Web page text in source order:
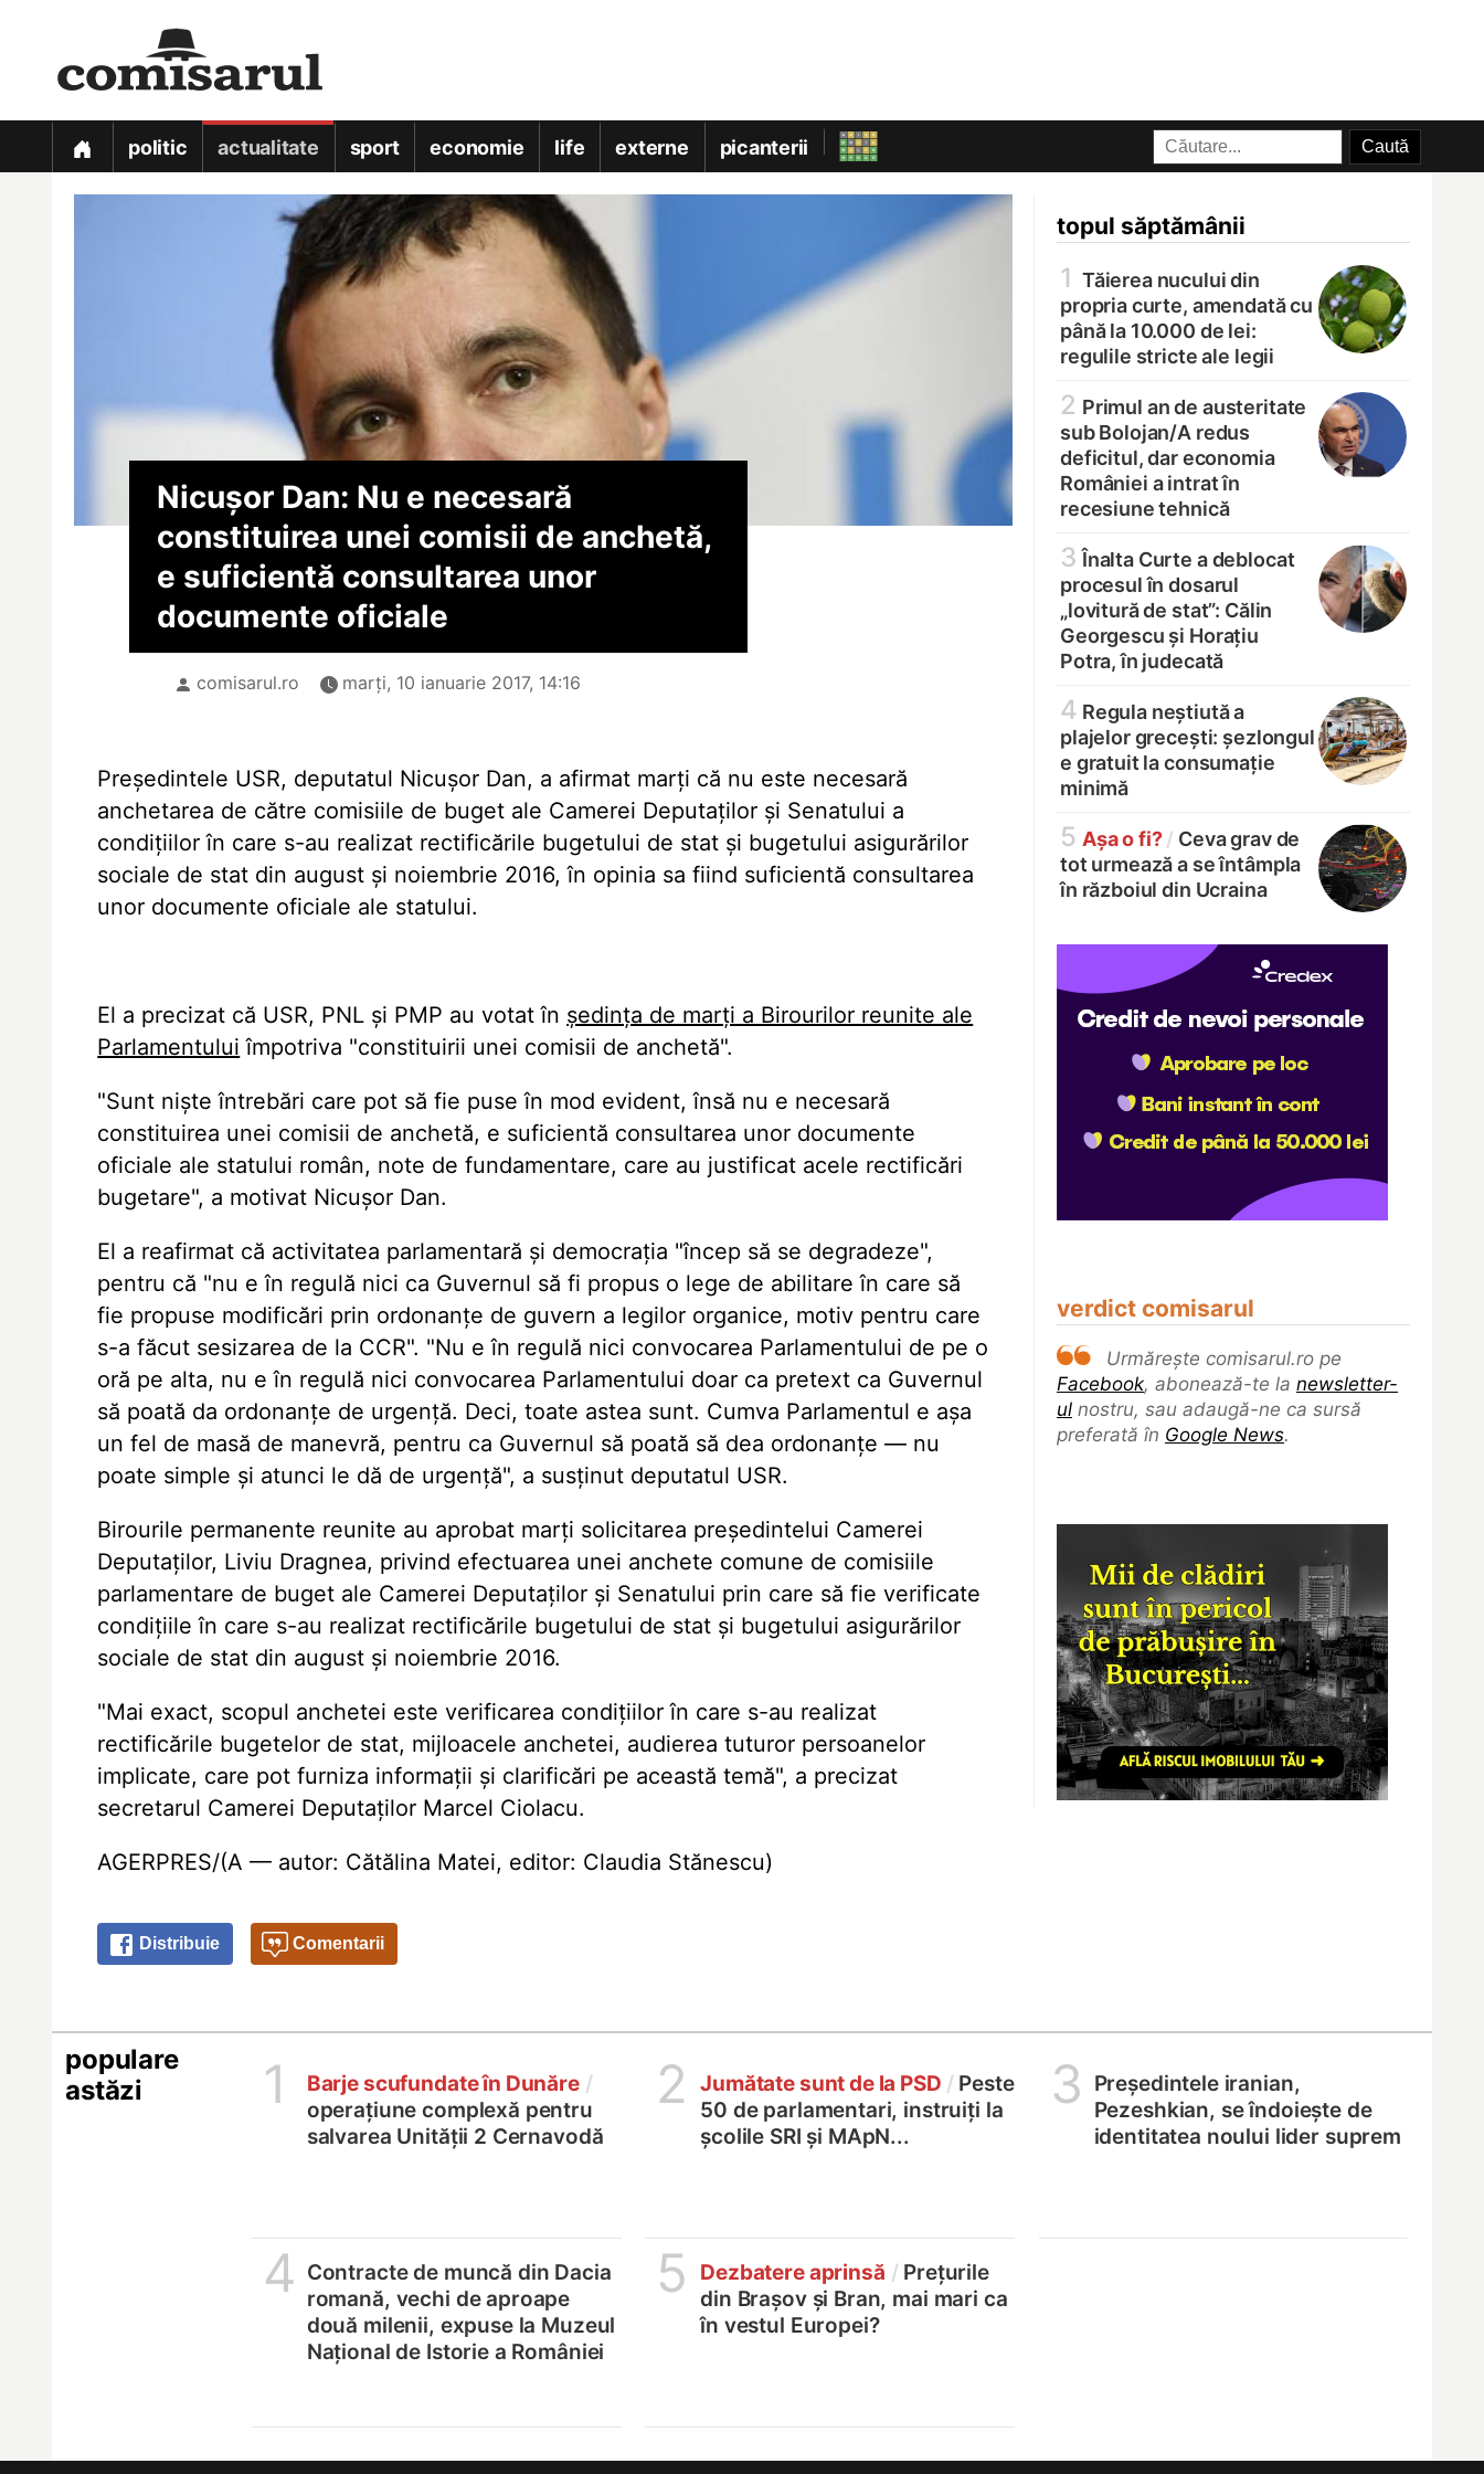
politic actualitate sport economie life externe picanterii
topul săptămânii
1 Tăierea nucului din
propria curte, amendată cu
până la 10.000 de lei:
regulile stricte ale legii
2 Primul an de austeritate
sub Bolojan/A redus
deficitul, dar economia
României a intrat în
recesiune tehnică
3 Înalta Curte a deblocat
procesul în dosarul
„lovitură de stat”: Călin
Georgescu și Horațiu
Potra, în judecată
4 Regula neștiută a
plajelor grecești: șezlongul
e gratuit la consumație
minimă
5 Așa o fi? / Ceva grav de
tot urmează a se întâmpla
în războiul din Ucraina
verdict comisarul
Urmărește comisarul.ro pe
Facebook, abonează-te la newsletter-
ul nostru, sau adaugă-ne ca sursă
preferată în Google News.
Nicușor Dan: Nu e necesară
constituirea unei comisii de anchetă,
e suficientă consultarea unor
documente oficiale
comisarul.ro marți, 10 ianuarie 2017, 14:16
Președintele USR, deputatul Nicușor Dan, a afirmat marți că nu este necesară
anchetarea de către comisiile de buget ale Camerei Deputaților și Senatului a
condițiilor în care s-au realizat rectificările bugetului de stat și bugetului asigurărilor
sociale de stat din august și noiembrie 2016, în opinia sa fiind suficientă consultarea
unor documente oficiale ale statului.
El a precizat că USR, PNL și PMP au votat în ședința de marți a Birourilor reunite ale
Parlamentului împotriva "constituirii unei comisii de anchetă".
"Sunt niște întrebări care pot să fie puse în mod evident, însă nu e necesară
constituirea unei comisii de anchetă, e suficientă consultarea unor documente
oficiale ale statului român, note de fundamentare, care au justificat acele rectificări
bugetare", a motivat Nicușor Dan.
El a reafirmat că activitatea parlamentară și democrația "încep să se degradeze",
pentru că "nu e în regulă nici ca Guvernul să fi propus o lege de abilitare în care să
fie propuse modificări prin ordonanțe de guvern a legilor organice, motiv pentru care
s-a făcut sesizarea de la CCR". "Nu e în regulă nici convocarea Parlamentului de pe o
oră pe alta, nu e în regulă nici convocarea Parlamentului doar ca pretext ca Guvernul
să poată da ordonanțe de urgență. Deci, toate astea sunt. Cumva Parlamentul e așa
un fel de masă de manevră, pentru ca Guvernul să poată să dea ordonanțe — nu
poate simple și atunci le dă de urgență", a susținut deputatul USR.
Birourile permanente reunite au aprobat marți solicitarea președintelui Camerei
Deputaților, Liviu Dragnea, privind efectuarea unei anchete comune de comisiile
parlamentare de buget ale Camerei Deputaților și Senatului prin care să fie verificate
condițiile în care s-au realizat rectificările bugetului de stat și bugetului asigurărilor
sociale de stat din august și noiembrie 2016.
"Mai exact, scopul anchetei este verificarea condițiilor în care s-au realizat
rectificările bugetelor de stat, mijloacele anchetei, audierea tuturor persoanelor
implicate, care pot furniza informații și clarificări pe această temă", a precizat
secretarul Camerei Deputaților Marcel Ciolacu.
AGERPRES/(A — autor: Cătălina Matei, editor: Claudia Stănescu)
Distribuie Comentarii
populare
astăzi
1 Barje scufundate în Dunăre /
operațiune complexă pentru
salvarea Unității 2 Cernavodă
2 Jumătate sunt de la PSD / Peste
50 de parlamentari, instruiți la
școlile SRI și MApN...
3
Președintele iranian,
Pezeshkian, se îndoiește de
identitatea noului lider suprem
4 Contracte de muncă din Dacia
romană, vechi de aproape
două milenii, expuse la Muzeul
Național de Istorie a României
5 Dezbatere aprinsă / Prețurile
din Brașov și Bran, mai mari ca
în vestul Europei?